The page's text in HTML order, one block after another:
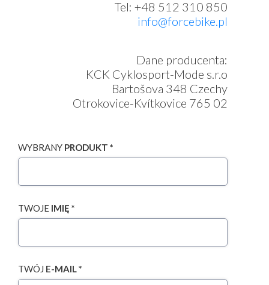
Tel: +48 512 310 850
info@forcebike.pl
Dane producenta:
KCK Cyklosport-Mode s.r.o
Bartošova 348 Czechy
Otrokovice-Kvítkovice 765 02
WYBRANY PRODUKT *
TWOJE IMIĘ *
TWÓJ E-MAIL *